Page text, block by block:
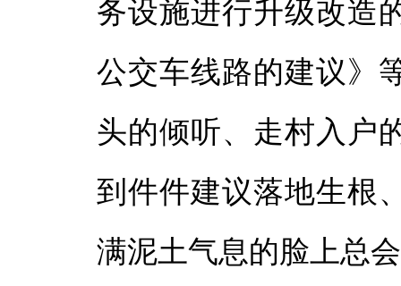
务设施进行升级改造
公交车线路的建议》
头的倾听、走村入户
到件件建议落地生根
满泥土气息的脸上总